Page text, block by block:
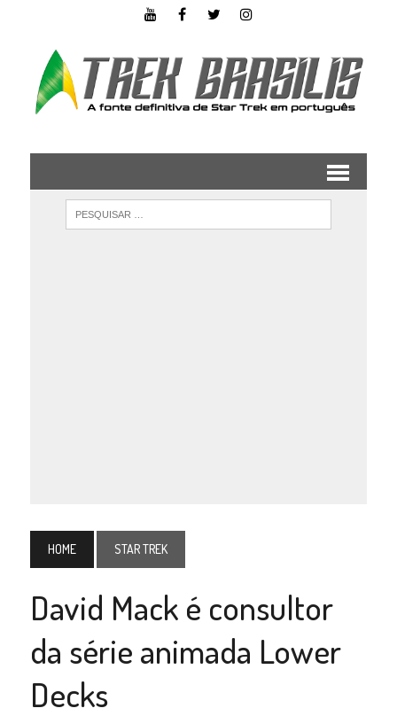
HOME STAR TREK
David Mack é consultor
da série animada Lower
Decks